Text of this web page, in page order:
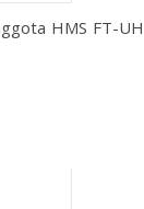
HMS FT-UH